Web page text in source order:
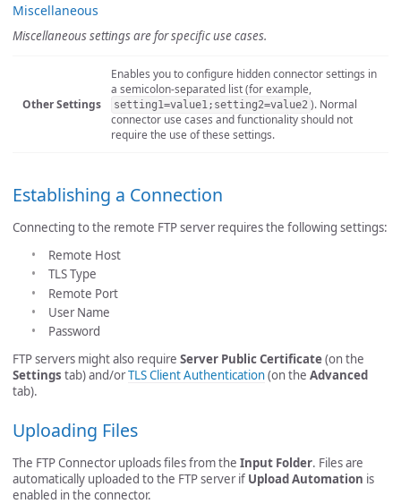
Miscellaneous
Miscellaneous settings are for specific use cases.
Other Settings
Enables you to configure hidden connector settings in
a semicolon-separated list (for example,
setting1=value1;setting2=value2 ). Normal
connector use cases and functionality should not
require the use of these settings.
Establishing a Connection
Connecting to the remote FTP server requires the following settings:
Remote Host
TLS Type
Remote Port
User Name
Password
FTP servers might also require Server Public Certificate(on the
Settings tab) and/orTLS Client Authentication(on the Advanced
tab).
Uploading Files
The FTP Connector uploads files from the Input Folder. Files are
automatically uploaded to the FTP server if Upload Automation is
enabled in the connector.